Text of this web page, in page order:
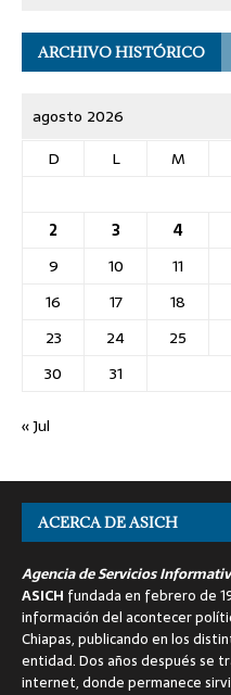
ARCHIVO HISTÓRICO
agosto 2026
D
L M
2
3 4
9
10 11
16
17 18
23
24 25
30
31
« Jul
ACERCA DE ASICH
Agencia de Servicios
ASICH fundada en febrero de
información del acontecer
Chiapas, publicando en los
entidad. Dos años después se
internet, donde permanece